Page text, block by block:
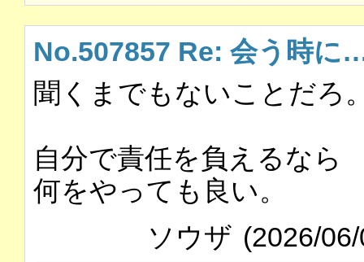
No.507857 Re: 会う時に
聞くまでもないことだろ
自分で責任を負えるなら
何をやっても良い。
ソウザ (2026/